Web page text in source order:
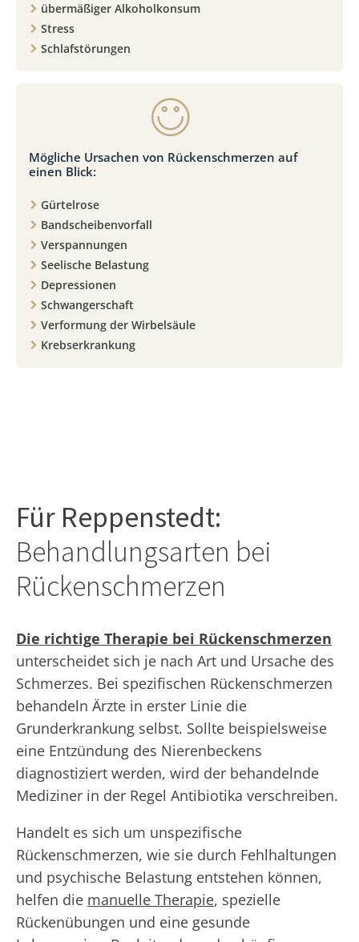
übermäßiger Alkoholkonsum
Stress
Schlafstörungen
Mögliche Ursachen von Rückenschmerzen auf
einen Blick:
Gürtelrose
Bandscheibenvorfall
Verspannungen
Seelische Belastung
Depressionen
Schwangerschaft
Verformung der Wirbelsäule
Krebserkrankung
Für Reppenstedt:
Behandlungsarten bei
Rückenschmerzen
Die richtige Therapie bei Rückenschmerzen
unterscheidet sich je nach Art und Ursache des
Schmerzes. Bei spezifischen Rückenschmerzen
behandeln Ärzte in erster Linie die
Grunderkrankung selbst. Sollte beispielsweise
eine Entzündung des Nierenbeckens
diagnostiziert werden, wird der behandelnde
Mediziner in der Regel Antibiotika verschreiben.
Handelt es sich um unspezifische
Rückenschmerzen, wie sie durch Fehlhaltungen
und psychische Belastung entstehen können,
helfen die manuelle Therapie, spezielle
Rückenübungen und eine gesunde